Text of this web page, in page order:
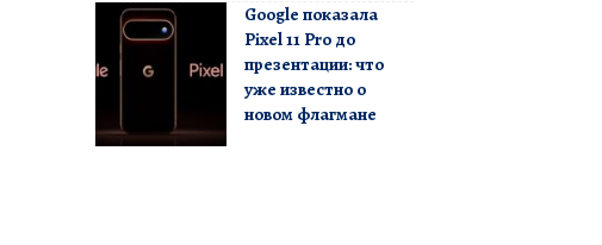
Google показала
Pixel 11 Pro до
презентации: что
уже известно о
новом флагмане